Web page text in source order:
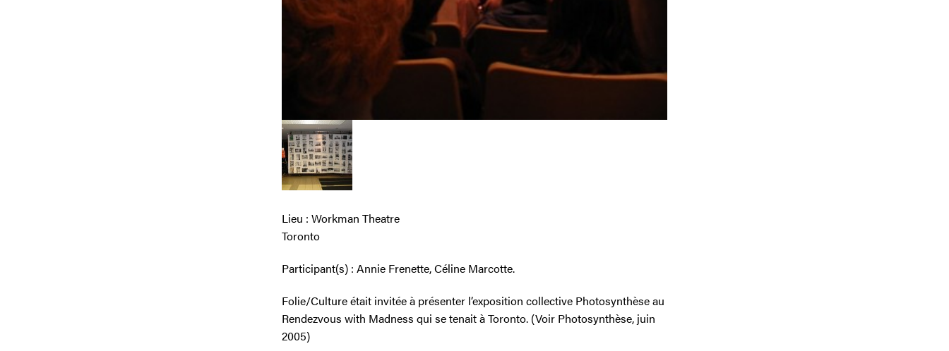
Lieu : Workman Theatre
Toronto
Participant(s) : Annie Frenette, Céline Marcotte.
Folie/Culture était invitée à présenter l’exposition collective Photosynthèse au
Rendezvous with Madness qui se tenait à Toronto. (Voir Photosynthèse, juin
2005)